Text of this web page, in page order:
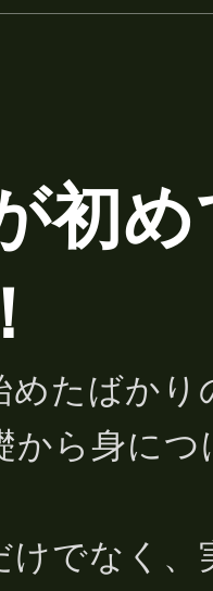
初
めたばか
から身に
けでなく